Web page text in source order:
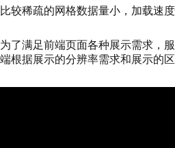
比较稀疏的网格数据量小，加载速
为了满足前端页面各种展示需求，
端根据展示的分辨率需求和展示的